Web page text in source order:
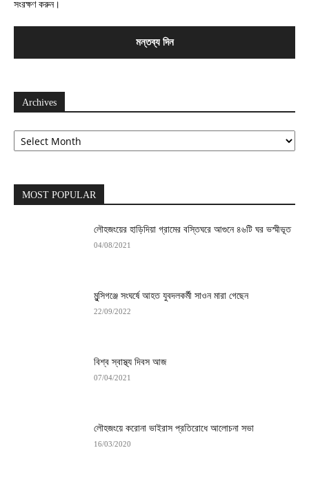
সংরক্ষণ করুন।
Archives
Archives
MOST POPULAR
লৌহজংয়ের হাড়িদিয়া গ্রামের বস্তিঘরে আগুনে ৪৬টি ঘর ভস্মীভূত
04/08/2021
মুন্সিগঞ্জে সংঘর্ষে আহত যুবদলকর্মী সাওন মারা গেছেন
22/09/2022
বিশ্ব স্বাস্থ্য দিবস আজ
07/04/2021
লৌহজংয়ে করোনা ভাইরাস প্রতিরোধে আলোচনা সভা
16/03/2020